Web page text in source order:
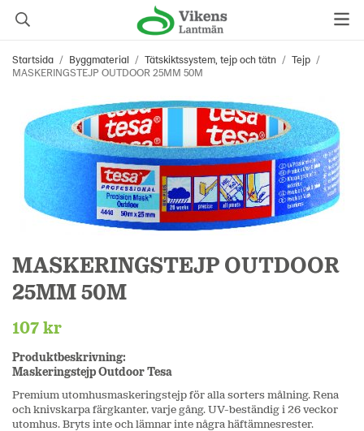
Startsida / Byggmaterial / Tätskiktssystem, tejp och tätn / Tejp /
MASKERINGSTEJP OUTDOOR 25MM 50M
MASKERINGSTEJP OUTDOOR
25MM 50M
107 kr
Produktbeskrivning:
Maskeringstejp Outdoor Tesa
Premium utomhusmaskeringstejp för alla sorters målning. Rena
och knivskarpa färgkanter, varje gång. UV-beständig i 26 veckor
utomhus. Bryts inte och lämnar inte några häftämnesrester.